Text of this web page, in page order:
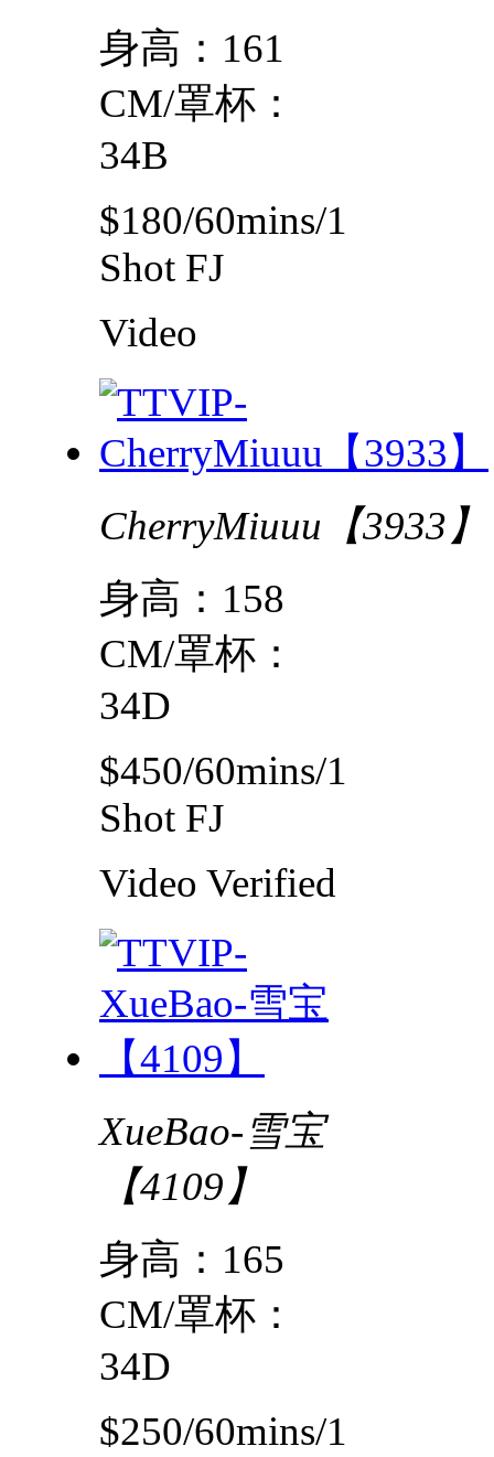
身高：161
CM/罩杯：
34B
$180/60mins/1
Shot FJ
Video
CherryMiuuu【3933】
身高：158
CM/罩杯：
34D
$450/60mins/1
Shot FJ
Video Verified
XueBao-雪宝
【4109】
身高：165
CM/罩杯：
34D
$250/60mins/1